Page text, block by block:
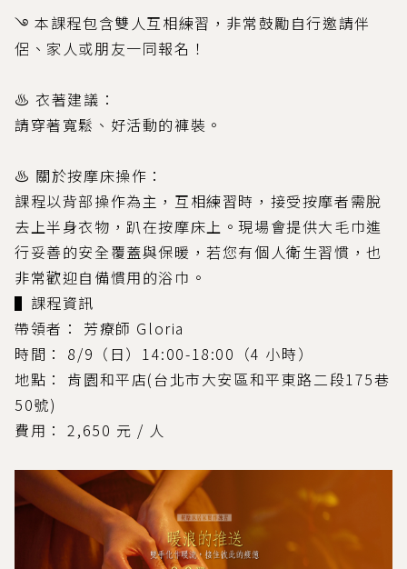
࿓ 本課程包含雙人互相練習，非常鼓勵自行邀請伴
侶、家人或朋友一同報名！
♨ 衣著建議：
請穿著寬鬆、好活動的褲裝。
♨ 關於按摩床操作：
課程以背部操作為主，互相練習時，接受按摩者需脫
去上半身衣物，趴在按摩床上。現場會提供大毛巾進
行妥善的安全覆蓋與保暖，若您有個人衛生習慣，也
非常歡迎自備慣用的浴巾。
▌課程資訊
帶領者： 芳療師 Gloria
時間： 8/9（日）14:00-18:00（4 小時）
地點： 肯園和平店(台北市大安區和平東路二段175巷
50號)
費用： 2,650 元 / 人